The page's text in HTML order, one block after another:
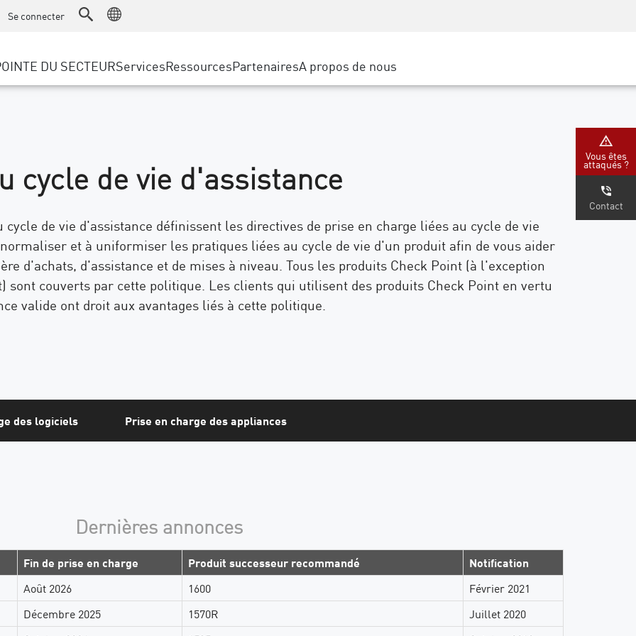
SASE
Accès privé
l’IdO Solutions
sécurisé Edge
Gouvernement local et d’État
Opérateurs télécom / Fournisseurs de service
Petites et moyennes entreprises
DU SECTEURServices
Gestion technique avancée des comptes
RessourcesÉvénements & webinaire
Partenaires
Google Cloud PlatformA propos de nous
Se connecter
cycle de vie d'assistance
de vie d'assistance définissent les directives de prise en charge liées au cycle de vie
et à uniformiser les pratiques liées au cycle de vie d'un produit afin de vous aider
d'achats, d'assistance et de mises à niveau. Tous les produits Check Point (à l'exception
sont couverts par cette politique. Les clients qui utilisent des produits Check Point en vertu
valide ont droit aux avantages liés à cette politique.
des logiciels Prise en charge des appliances
Dernières annonces
Fin de prise en charge Produit successeur recommandé
Notification
Août 2026 1600
Février 2021
Décembre 2025 1570R
Juillet 2020
Vous êtes
attaqués ?
Contact